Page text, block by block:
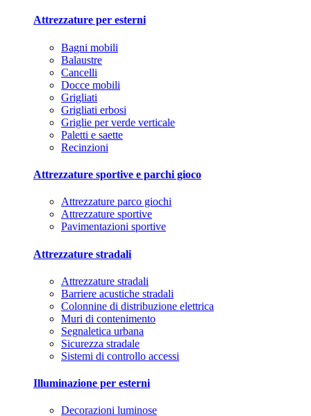
Attrezzature per esterni
Bagni mobili
Balaustre
Cancelli
Docce mobili
Grigliati
Grigliati erbosi
Griglie per verde verticale
Paletti e saette
Recinzioni
Attrezzature sportive e parchi gioco
Attrezzature parco giochi
Attrezzature sportive
Pavimentazioni sportive
Attrezzature stradali
Attrezzature stradali
Barriere acustiche stradali
Colonnine di distribuzione elettrica
Muri di contenimento
Segnaletica urbana
Sicurezza stradale
Sistemi di controllo accessi
Illuminazione per esterni
Decorazioni luminose